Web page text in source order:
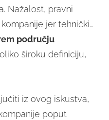
Nažalost, pravni
jer tehnički…
području
široku definiciju,
iz ovog iskustva,
poput